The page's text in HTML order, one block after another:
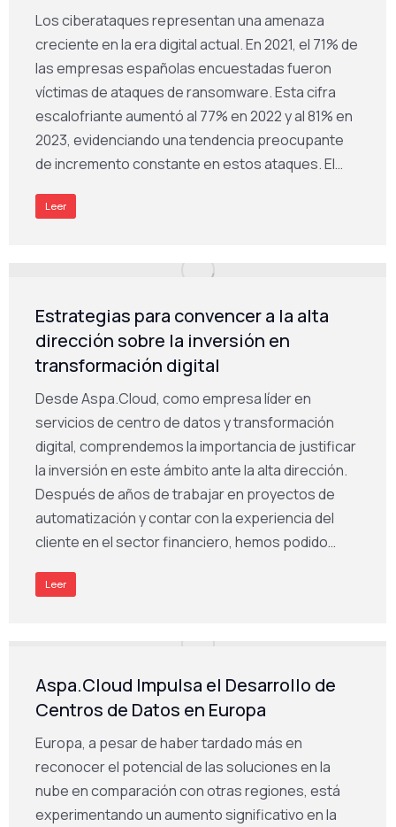
Los ciberataques representan una amenaza
creciente en la era digital actual. En 2021, el 71% de
las empresas españolas encuestadas fueron
víctimas de ataques de ransomware. Esta cifra
escalofriante aumentó al 77% en 2022 y al 81% en
2023, evidenciando una tendencia preocupante
de incremento constante en estos ataques. El…
Leer
Estrategias para convencer a la alta
dirección sobre la inversión en
transformación digital
Desde Aspa.Cloud, como empresa líder en
servicios de centro de datos y transformación
digital, comprendemos la importancia de justificar
la inversión en este ámbito ante la alta dirección.
Después de años de trabajar en proyectos de
automatización y contar con la experiencia del
cliente en el sector financiero, hemos podido…
Leer
Aspa.Cloud Impulsa el Desarrollo de
Centros de Datos en Europa
Europa, a pesar de haber tardado más en
reconocer el potencial de las soluciones en la
nube en comparación con otras regiones, está
experimentando un aumento significativo en la